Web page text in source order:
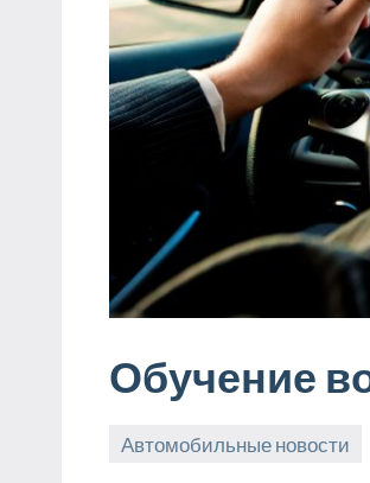
Обучение
Автомобильные новости